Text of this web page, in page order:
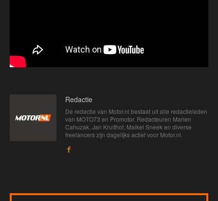
Redactie
De redactie van Motor.nl bestaat uit alle redactieleden
van MOTO73 en Promotor. Redacteuren Marien
Cahuzak, Jan Kruithof, Maikel Sneek en diverse
freelancers zijn dagelijks actief voor Motor.nl.